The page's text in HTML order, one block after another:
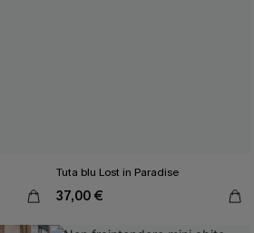
Tuta blu Lost in Paradise
37,00 €